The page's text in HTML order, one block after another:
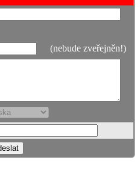
(nebude zveřejněn!)